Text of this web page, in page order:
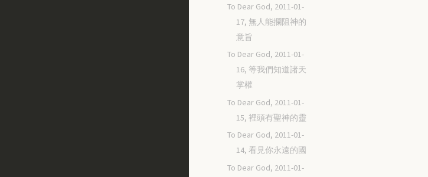
To Dear God, 2011-01-
17, 無人能攔阻神的
意旨
To Dear God, 2011-01-
16, 等我們知道諸天
掌權
To Dear God, 2011-01-
15, 裡頭有聖神的靈
To Dear God, 2011-01-
14, 看見你永遠的國
To Dear God, 2011-01-